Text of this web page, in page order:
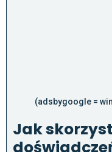
(adsbygoogle =
Jak